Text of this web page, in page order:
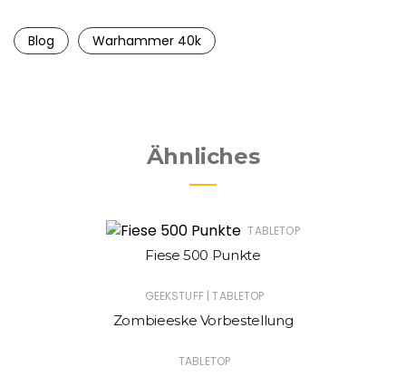
Blog Warhammer 40k
Ähnliches
TABLETOP
Fiese 500 Punkte
GEEKSTUFF | TABLETOP
Zombieeske Vorbestellung
TABLETOP